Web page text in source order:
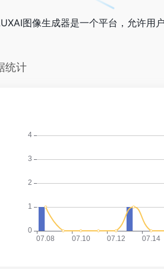
图像生成器是一个平台，允许用
统计